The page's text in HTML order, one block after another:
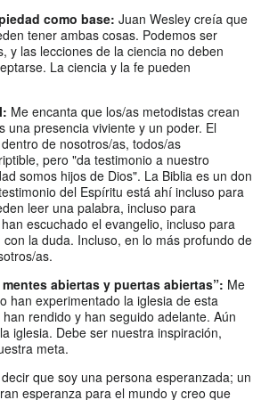
como base: Juan Wesley creía que
tener ambas cosas. Podemos ser
y las lecciones de la ciencia no deben
La ciencia y la fe pueden
Me encanta que los/as metodistas crean
una presencia viviente y un poder. El
de nosotros/as, todos/as
pero "da testimonio a nuestro
somos hijos de Dios". La Biblia es un don
del Espíritu está ahí incluso para
leer una palabra, incluso para
escuchado el evangelio, incluso para
la duda. Incluso, en lo más profundo de
as.
abiertas y puertas abiertas”: Me
han experimentado la iglesia de esta
rendido y han seguido adelante. Aún
iglesia. Debe ser nuestra inspiración,
meta.
que soy una persona esperanzada; un
esperanza para el mundo y creo que